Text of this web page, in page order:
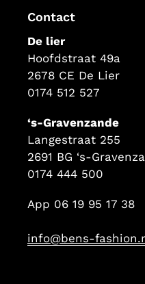
Contact
De lier
Hoofdstraat 49a
2678 CE De Lier
0174 512 527
‘s-Gravenzande
Langestraat 255
2691 BG ‘s-
0174 444 500
App 06 19 95 17 38
info@bens-